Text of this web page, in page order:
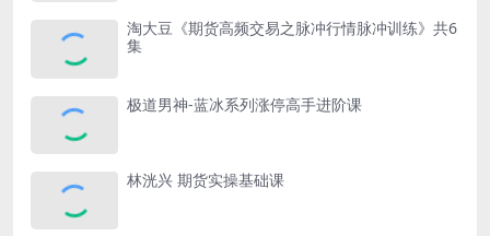
淘大豆《期货高频交易之脉冲行情脉冲训练》共6
集
极道男神-蓝冰系列涨停高手进阶课
林洸兴 期货实操基础课